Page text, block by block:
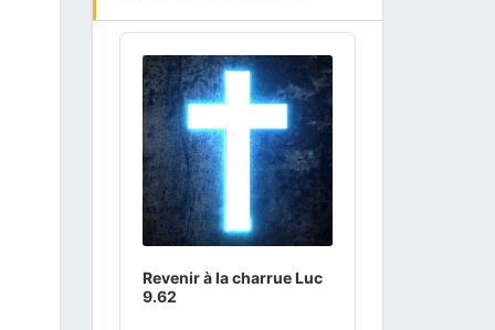
Audio
Player
Revenir à la charrue Luc
9.62